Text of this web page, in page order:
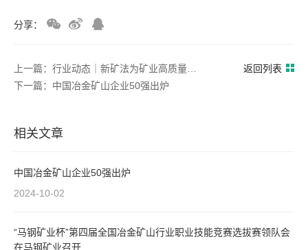
分享：
返回列表
下一篇：中国冶金矿山企业50强出炉
相关文章
中国冶金矿山企业50强出炉
2024-10-02
“马钢矿业杯”第四届全国冶金矿山行业职业技能竞赛选拔赛领队会
在马钢矿业召开